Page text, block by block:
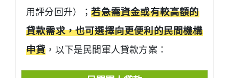
用評分回升）；若急需資金或有較高額的
貸款需求，也可選擇向更便利的民間機構
申貸 ，以下是民間軍人貸款方案：